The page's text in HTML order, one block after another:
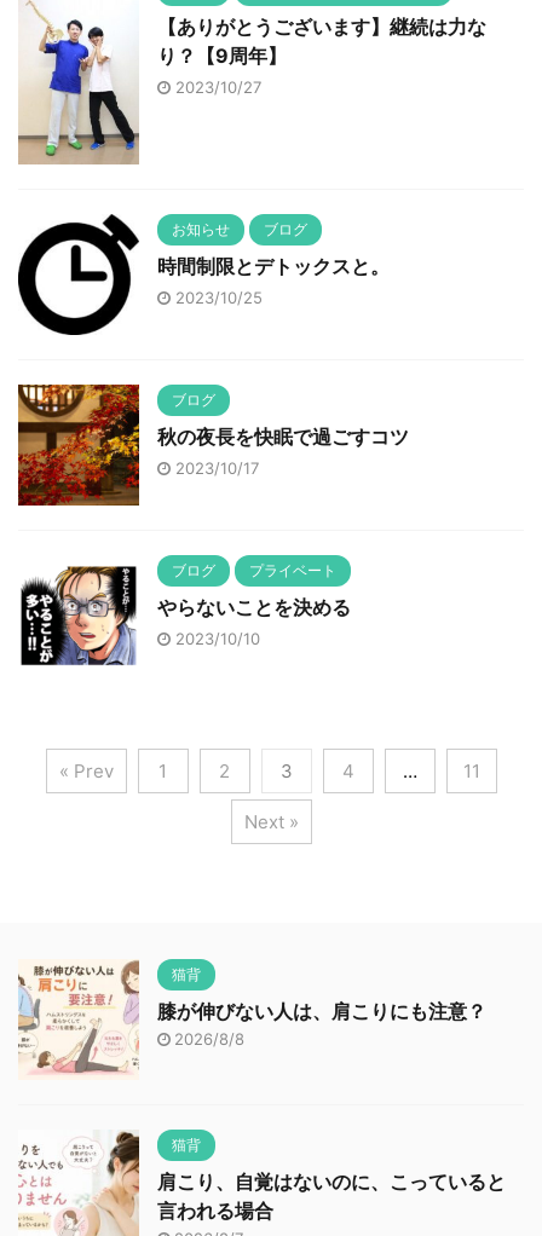
【ありがとうございます】継続は力な
り？【9周年】
2023/10/27
お知らせ ブログ
時間制限とデトックスと。
2023/10/25
ブログ
秋の夜長を快眠で過ごすコツ
2023/10/17
ブログ プライベート
やらないことを決める
2023/10/10
« Prev 1 2 3 4 … 11
Next »
猫背
膝が伸びない人は、肩こりにも注意？
2026/8/8
猫背
肩こり、自覚はないのに、こっていると
言われる場合